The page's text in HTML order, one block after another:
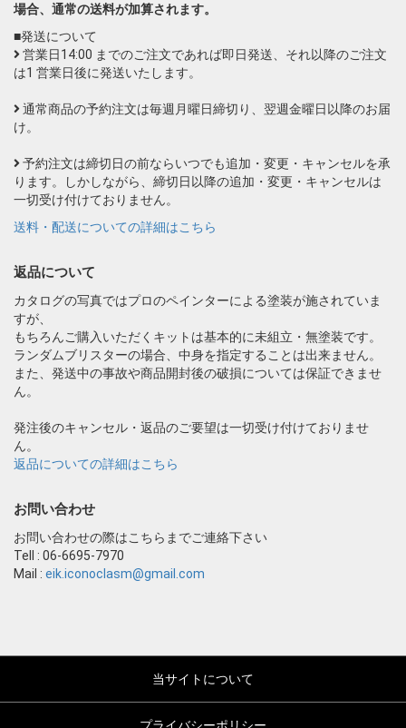
場合、通常の送料が加算されます。
■発送について
営業日14:00 までのご注文であれば即日発送、それ以降のご注文
は1 営業日後に発送いたします。
通常商品の予約注文は毎週月曜日締切り、翌週金曜日以降のお届
け。
予約注文は締切日の前ならいつでも追加・変更・キャンセルを承
ります。しかしながら、締切日以降の追加・変更・キャンセルは
一切受け付けておりません。
送料・配送についての詳細はこちら
返品について
カタログの写真ではプロのペインターによる塗装が施されていま
すが、
もちろんご購入いただくキットは基本的に未組立・無塗装です。
ランダムブリスターの場合、中身を指定することは出来ません。
また、発送中の事故や商品開封後の破損については保証できませ
ん。
発注後のキャンセル・返品のご要望は一切受け付けておりませ
ん。
返品についての詳細はこちら
お問い合わせ
お問い合わせの際はこちらまでご連絡下さい
Tell : 06-6695-7970
Mail : eik.iconoclasm@gmail.com
当サイトについて